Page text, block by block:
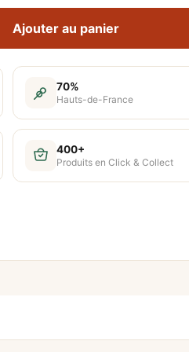
Ajouter au panier
70%
Hauts-de-France
400+
Produits en Click & Collect